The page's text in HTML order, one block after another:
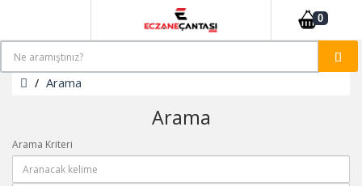
0
Arama
Arama
Arama Kriteri